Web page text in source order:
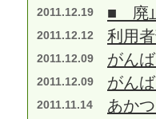
2011.12.19 ■ 廃
2011.12.12 利用
2011.12.09 がん
2011.12.09 がん
2011.11.14 あか